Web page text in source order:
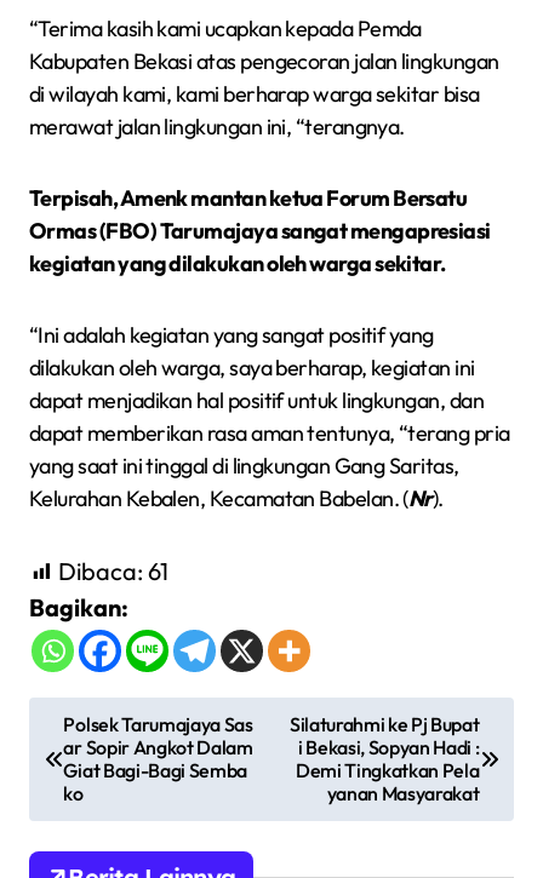
“Terima kasih kami ucapkan kepada Pemda
Kabupaten Bekasi atas pengecoran jalan lingkungan
di wilayah kami, kami berharap warga sekitar bisa
merawat jalan lingkungan ini, “terangnya.
Terpisah, Amenk mantan ketua Forum Bersatu
Ormas (FBO) Tarumajaya sangat mengapresiasi
kegiatan yang dilakukan oleh warga sekitar.
“Ini adalah kegiatan yang sangat positif yang
dilakukan oleh warga, saya berharap, kegiatan ini
dapat menjadikan hal positif untuk lingkungan, dan
dapat memberikan rasa aman tentunya, “terang pria
yang saat ini tinggal di lingkungan Gang Saritas,
Kelurahan Kebalen, Kecamatan Babelan. (Nr).
Dibaca: 61
Bagikan:
a
Polsek Tarumajaya Sas
ar Sopir Angkot Dalam
Giat Bagi-Bagi Semba
ko
Silaturahmi ke Pj Bupat
i Bekasi, Sopyan Hadi :
Demi Tingkatkan Pela
yanan Masyarakat